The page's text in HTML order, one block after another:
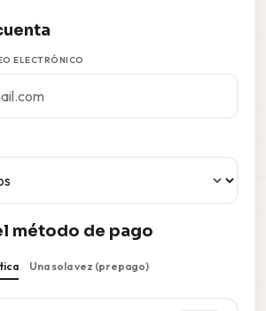
ELECTRÓNICO
método de pago
Una sola vez (prepago)